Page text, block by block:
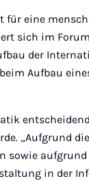
eine
sich im
der
Aufbau
„Aufgrund
sowie
in der